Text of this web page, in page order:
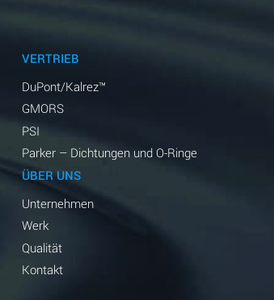
VERTRIEB
DuPont/Kalrez™
GMORS
PSI
Parker – Dichtungen und O-Ringe
ÜBER UNS
Unternehmen
Werk
Qualität
Kontakt